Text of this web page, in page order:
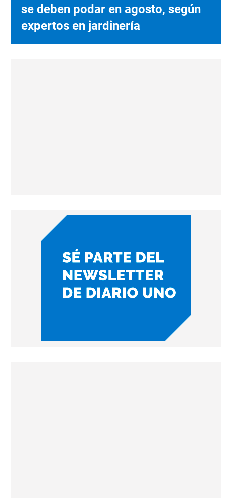
se deben podar en agosto, según
expertos en jardinería